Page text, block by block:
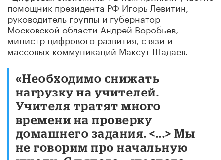
помощник президента РФ Игорь Левитин,
руководитель группы и губернатор
Московской области Андрей Воробьев,
министр цифрового развития, связи и
массовых коммуникаций Максут Шадаев.
«Необходимо снижать
нагрузку на учителей.
Учителя тратят много
времени на проверку
домашнего задания. <...> Мы
не говорим про начальную